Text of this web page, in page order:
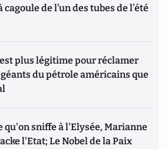
de l’un des tubes de l’été
plus légitime pour réclamer
du pétrole américains que
qu'on sniffe à l'Elysée, Marianne
l'Etat; Le Nobel de la Paix